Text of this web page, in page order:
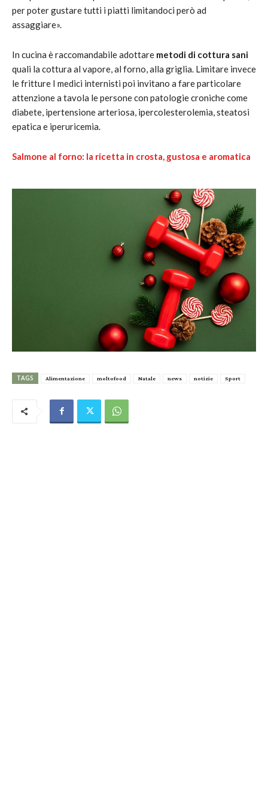
per poter gustare tutti i piatti limitandoci però ad
assaggiare».
In cucina è raccomandabile adottare metodi di cottura sani
quali la cottura al vapore, al forno, alla griglia. Limitare invece
le fritture I medici internisti poi invitano a fare particolare
attenzione a tavola le persone con patologie croniche come
diabete, ipertensione arteriosa, ipercolesterolemia, steatosi
epatica e iperuricemia.
Salmone al forno: la ricetta in crosta, gustosa e aromatica
TAGS Alimentazione moltofood Natale news notizie Sport